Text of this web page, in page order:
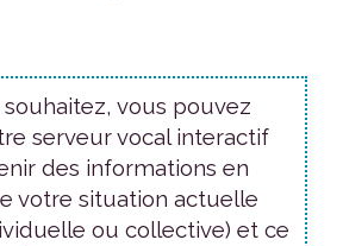
souhaitez, vous pouvez
serveur vocal interactif
des informations en
votre situation actuelle
ou collective) et ce